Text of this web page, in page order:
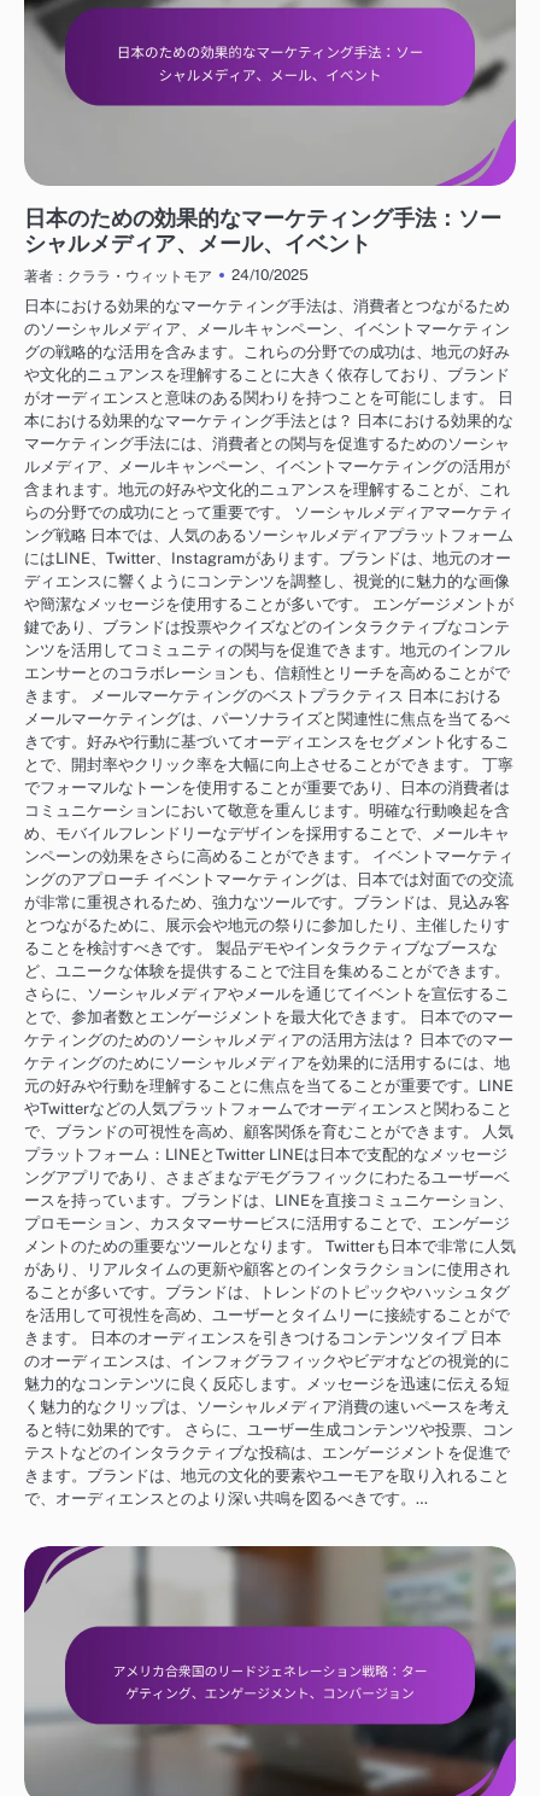
日本のための効果的なマーケティング手法：ソー
シャルメディア、メール、イベント
著者：クララ・ウィットモア
24/10/2025
日本における効果的なマーケティング手法は、消費者とつながるため
のソーシャルメディア、メールキャンペーン、イベントマーケティン
グの戦略的な活用を含みます。これらの分野での成功は、地元の好み
や文化的ニュアンスを理解することに大きく依存しており、ブランド
がオーディエンスと意味のある関わりを持つことを可能にします。 日
本における効果的なマーケティング手法とは？ 日本における効果的な
マーケティング手法には、消費者との関与を促進するためのソーシャ
ルメディア、メールキャンペーン、イベントマーケティングの活用が
含まれます。地元の好みや文化的ニュアンスを理解することが、これ
らの分野での成功にとって重要です。 ソーシャルメディアマーケティ
ング戦略 日本では、人気のあるソーシャルメディアプラットフォーム
にはLINE、Twitter、Instagramがあります。ブランドは、地元のオー
ディエンスに響くようにコンテンツを調整し、視覚的に魅力的な画像
や簡潔なメッセージを使用することが多いです。 エンゲージメントが
鍵であり、ブランドは投票やクイズなどのインタラクティブなコンテ
ンツを活用してコミュニティの関与を促進できます。地元のインフル
エンサーとのコラボレーションも、信頼性とリーチを高めることがで
きます。 メールマーケティングのベストプラクティス 日本における
メールマーケティングは、パーソナライズと関連性に焦点を当てるべ
きです。好みや行動に基づいてオーディエンスをセグメント化するこ
とで、開封率やクリック率を大幅に向上させることができます。 丁寧
でフォーマルなトーンを使用することが重要であり、日本の消費者は
コミュニケーションにおいて敬意を重んじます。明確な行動喚起を含
め、モバイルフレンドリーなデザインを採用することで、メールキャ
ンペーンの効果をさらに高めることができます。 イベントマーケティ
ングのアプローチ イベントマーケティングは、日本では対面での交流
が非常に重視されるため、強力なツールです。ブランドは、見込み客
とつながるために、展示会や地元の祭りに参加したり、主催したりす
ることを検討すべきです。 製品デモやインタラクティブなブースな
ど、ユニークな体験を提供することで注目を集めることができます。
さらに、ソーシャルメディアやメールを通じてイベントを宣伝するこ
とで、参加者数とエンゲージメントを最大化できます。 日本でのマー
ケティングのためのソーシャルメディアの活用方法は？ 日本でのマー
ケティングのためにソーシャルメディアを効果的に活用するには、地
元の好みや行動を理解することに焦点を当てることが重要です。LINE
やTwitterなどの人気プラットフォームでオーディエンスと関わること
で、ブランドの可視性を高め、顧客関係を育むことができます。 人気
プラットフォーム：LINEとTwitter LINEは日本で支配的なメッセージ
ングアプリであり、さまざまなデモグラフィックにわたるユーザーベ
ースを持っています。ブランドは、LINEを直接コミュニケーション、
プロモーション、カスタマーサービスに活用することで、エンゲージ
メントのための重要なツールとなります。 Twitterも日本で非常に人気
があり、リアルタイムの更新や顧客とのインタラクションに使用され
ることが多いです。ブランドは、トレンドのトピックやハッシュタグ
を活用して可視性を高め、ユーザーとタイムリーに接続することがで
きます。 日本のオーディエンスを引きつけるコンテンツタイプ 日本
のオーディエンスは、インフォグラフィックやビデオなどの視覚的に
魅力的なコンテンツに良く反応します。メッセージを迅速に伝える短
く魅力的なクリップは、ソーシャルメディア消費の速いペースを考え
ると特に効果的です。 さらに、ユーザー生成コンテンツや投票、コン
テストなどのインタラクティブな投稿は、エンゲージメントを促進で
きます。ブランドは、地元の文化的要素やユーモアを取り入れること
で、オーディエンスとのより深い共鳴を図るべきです。…